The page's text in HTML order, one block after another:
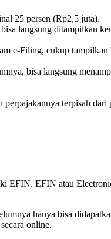
25 persen (Rp2,5 juta).
langsung ditampilkan
e-Filing, cukup
bisa langsung
terpisah
EFIN. EFIN atau
hanya bisa
online.